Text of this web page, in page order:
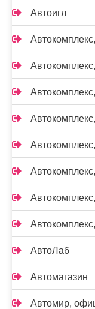
Автоигл
АвтоЛаб
Автомагазин
Автомир,